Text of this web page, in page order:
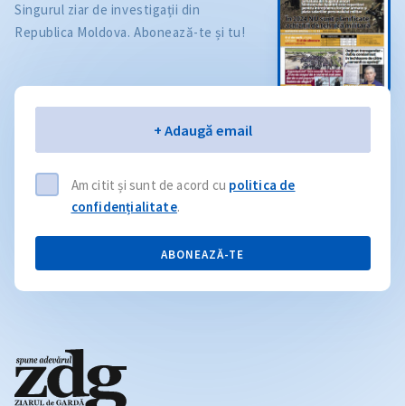
Singurul ziar de investigații din
Republica Moldova. Abonează-te și tu!
+ Adaugă email
Am citit și sunt de acord cu politica de
confidențialitate.
ABONEAZĂ-TE